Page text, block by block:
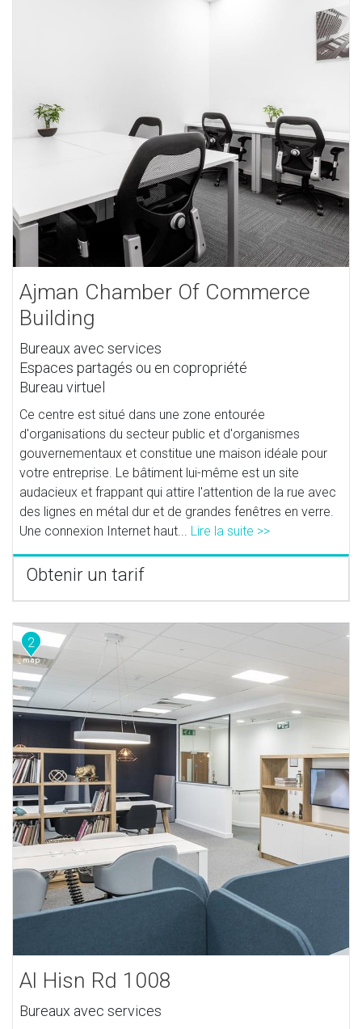
Ajman Chamber Of Commerce
Building
Bureaux avec services
Espaces partagés ou en copropriété
Bureau virtuel
Ce centre est situé dans une zone entourée
d'organisations du secteur public et d'organismes
gouvernementaux et constitue une maison idéale pour
votre entreprise. Le bâtiment lui-même est un site
audacieux et frappant qui attire l'attention de la rue avec
des lignes en métal dur et de grandes fenêtres en verre.
Une connexion Internet haut... Lire la suite >>
Obtenir un tarif
2
Al Hisn Rd 1008
Bureaux avec services